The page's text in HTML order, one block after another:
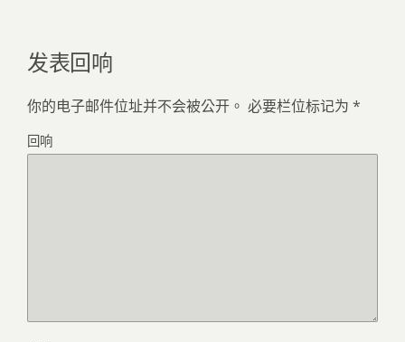
发表回响
你的电子邮件位址并不会被公开。 必要栏位标记为 *
回响